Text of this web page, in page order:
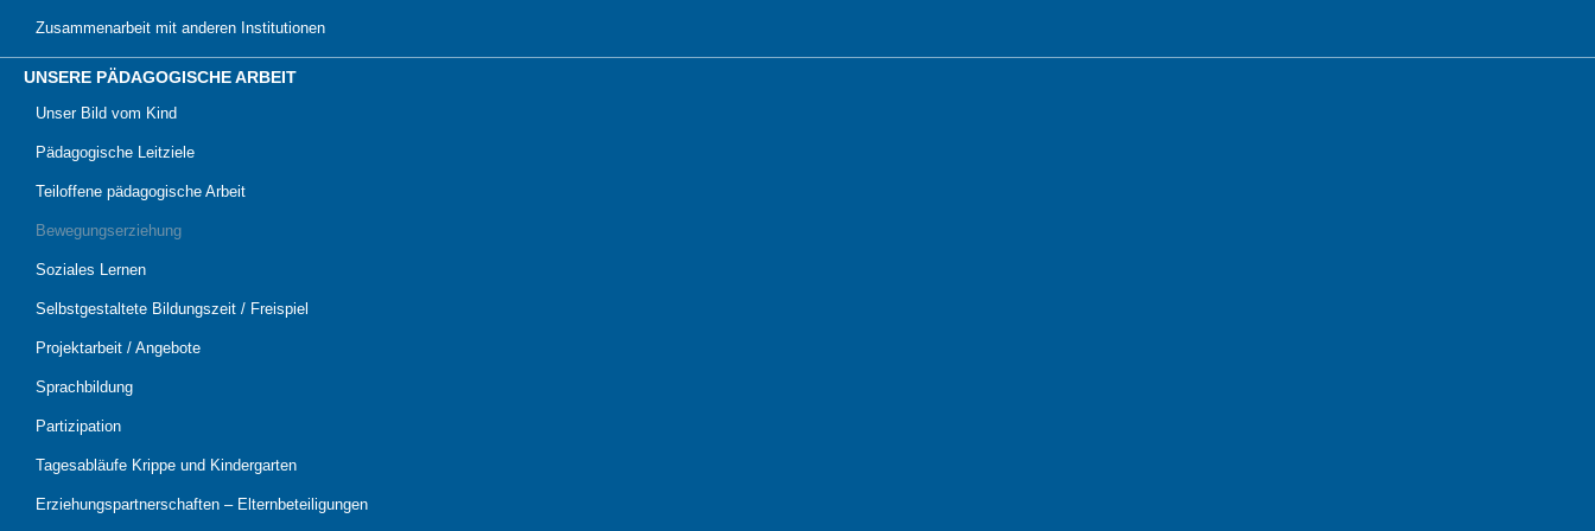
Zusammenarbeit mit anderen Institutionen
UNSERE PÄDAGOGISCHE ARBEIT
Unser Bild vom Kind
Pädagogische Leitziele
Teiloffene pädagogische Arbeit
Bewegungserziehung
Soziales Lernen
Selbstgestaltete Bildungszeit / Freispiel
Projektarbeit / Angebote
Sprachbildung
Partizipation
Tagesabläufe Krippe und Kindergarten
Erziehungspartnerschaften – Elternbeteiligungen